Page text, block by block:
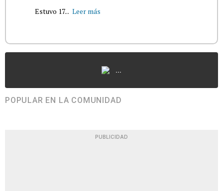
Estuvo 17... Leer más
...
POPULAR EN LA COMUNIDAD
PUBLICIDAD